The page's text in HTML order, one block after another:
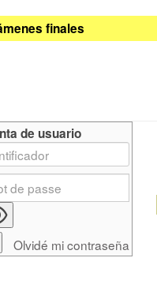
finales
de usuario
Olvidé mi contraseña